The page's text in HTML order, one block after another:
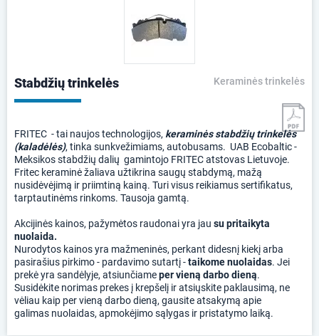
Stabdžių trinkelės Keraminės trinkelės
FRITEC - tai naujos technologijos, keraminės stabdžių trinkelės
(kaladėlės), tinka sunkvežimiams, autobusams. UAB Ecobaltic -
Meksikos stabdžių dalių gamintojo FRITEC atstovas Lietuvoje.
Fritec keraminė žaliava užtikrina saugų stabdymą, mažą
nusidėvėjimą ir priimtiną kainą. Turi visus reikiamus sertifikatus,
tarptautinėms rinkoms. Tausoja gamtą.
Akcijinės kainos, pažymėtos raudonai yra jau su pritaikyta
nuolaida.
Nurodytos kainos yra mažmeninės, perkant didesnį kiekį arba
pasirašius pirkimo - pardavimo sutartį -taikome nuolaidas. Jei
prekė yra sandėlyje, atsiunčiameper vieną darbo dieną.
Susidėkite norimas prekes į krepšelį ir atsiųskite paklausimą, ne
vėliau kaip per vieną darbo dieną, gausite atsakymą apie
galimas nuolaidas, apmokėjimo sąlygas ir pristatymo laiką.